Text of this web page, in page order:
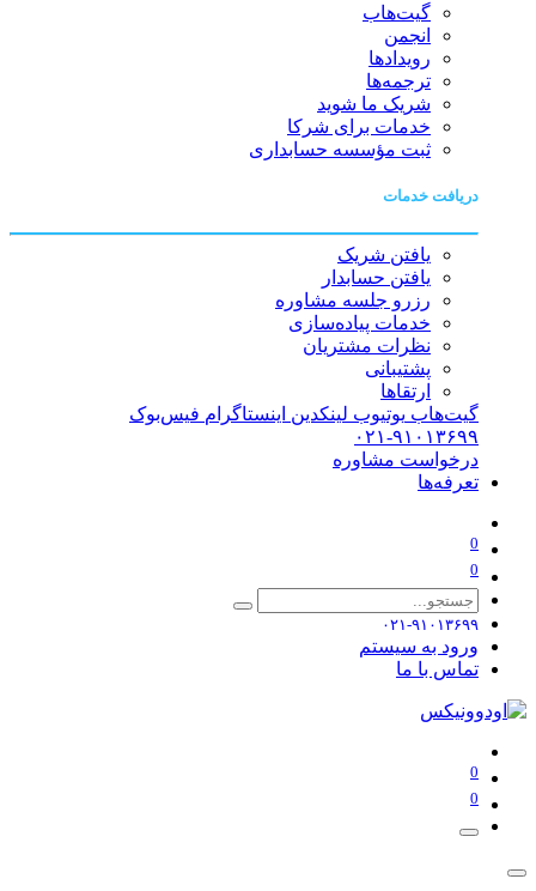
گیت‌هاب
انجمن
رویدادها
ترجمه‌ها
شریک ما شوید
خدمات برای شرکا
ثبت مؤسسه حسابداری
دریافت خدمات
یافتن شریک
یافتن حسابدار
رزرو جلسه مشاوره
خدمات پیاده‌سازی
نظرات مشتریان
پشتیبانی
ارتقاها
گیت‌هاب یوتیوب لینکدین اینستاگرام فیس‌بوک
۰۲۱-۹۱۰۱۳۶۹۹
درخواست مشاوره
تعرفه‌ها
0
0
۰۲۱-۹۱۰۱۳۶۹۹
ورود به سیستم
تماس با ما
0
0